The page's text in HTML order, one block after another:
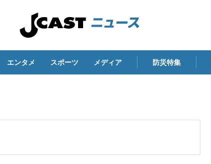
エンタメ スポーツ メディア 防災特集